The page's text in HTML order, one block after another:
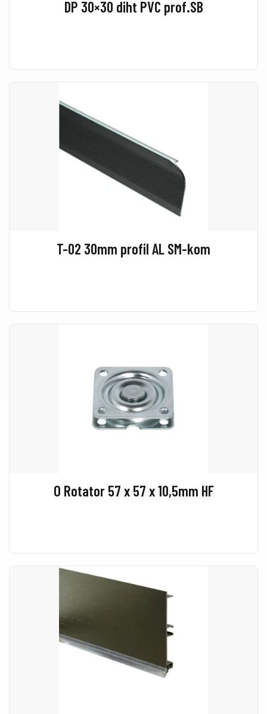
DP 30×30 diht PVC prof.SB
T-02 30mm profil AL SM-kom
O Rotator 57 x 57 x 10,5mm HF